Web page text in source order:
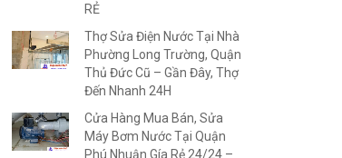
RẺ
Thợ Sửa Điện Nước Tại Nhà
Phường Long Trường, Quận
Thủ Đức Cũ – Gần Đây, Thợ
Đến Nhanh 24H
Cửa Hàng Mua Bán, Sửa
Máy Bơm Nước Tại Quận
Phú Nhuận Gía Rẻ 24/24 –